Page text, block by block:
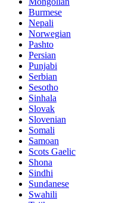
Burmese
Nepali
Norwegian
Pashto
Persian
Punjabi
Serbian
Sesotho
Sinhala
Slovak
Slovenian
Somali
Samoan
Scots Gaelic
Shona
Sindhi
Sundanese
Swahili